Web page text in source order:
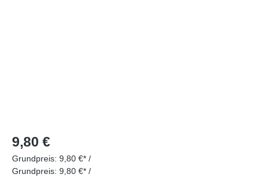
Regulärer Preis:
9,80 €
Grundpreis: 9,80 €* /
Grundpreis: 9,80 €* /